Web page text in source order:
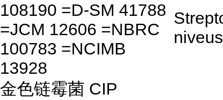
108190 =D-SM 41788
=JCM 12606 =NBRC
100783 =NCIMB
13928
niveus
金色链霉菌 CIP